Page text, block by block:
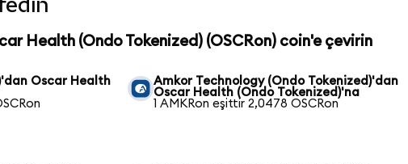
Health (Ondo Tokenized) (OSCRon) coin'e çevirin
Oscar Health
Amkor Technology (Ondo Tokenized)'dan
Oscar Health (Ondo Tokenized)'na
1 AMKRon eşittir 2,0478 OSCRon